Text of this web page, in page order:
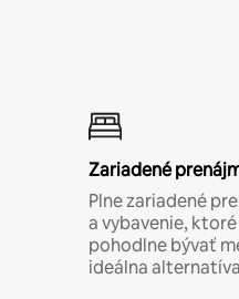
Zariadené
Plne zariadené
a vybavenie,
pohodlne bývať
ideálna